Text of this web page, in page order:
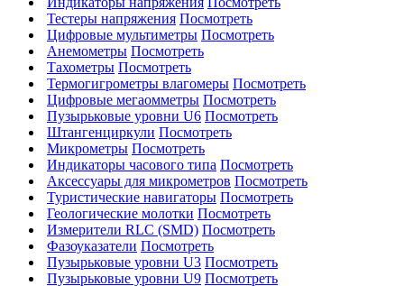
Тестеры напряжения Посмотреть
Цифровые мультиметры Посмотреть
Анемометры Посмотреть
Тахометры Посмотреть
Термогигрометры влагомеры Посмотреть
Цифровые мегаомметры Посмотреть
Пузырьковые уровни U6 Посмотреть
Штангенциркули Посмотреть
Микрометры Посмотреть
Индикаторы часового типа Посмотреть
Аксессуары для микрометров Посмотреть
Туристические навигаторы Посмотреть
Геологические молотки Посмотреть
Измерители RLC (SMD) Посмотреть
Фазоуказатели Посмотреть
Пузырьковые уровни U3 Посмотреть
Пузырьковые уровни U9 Посмотреть